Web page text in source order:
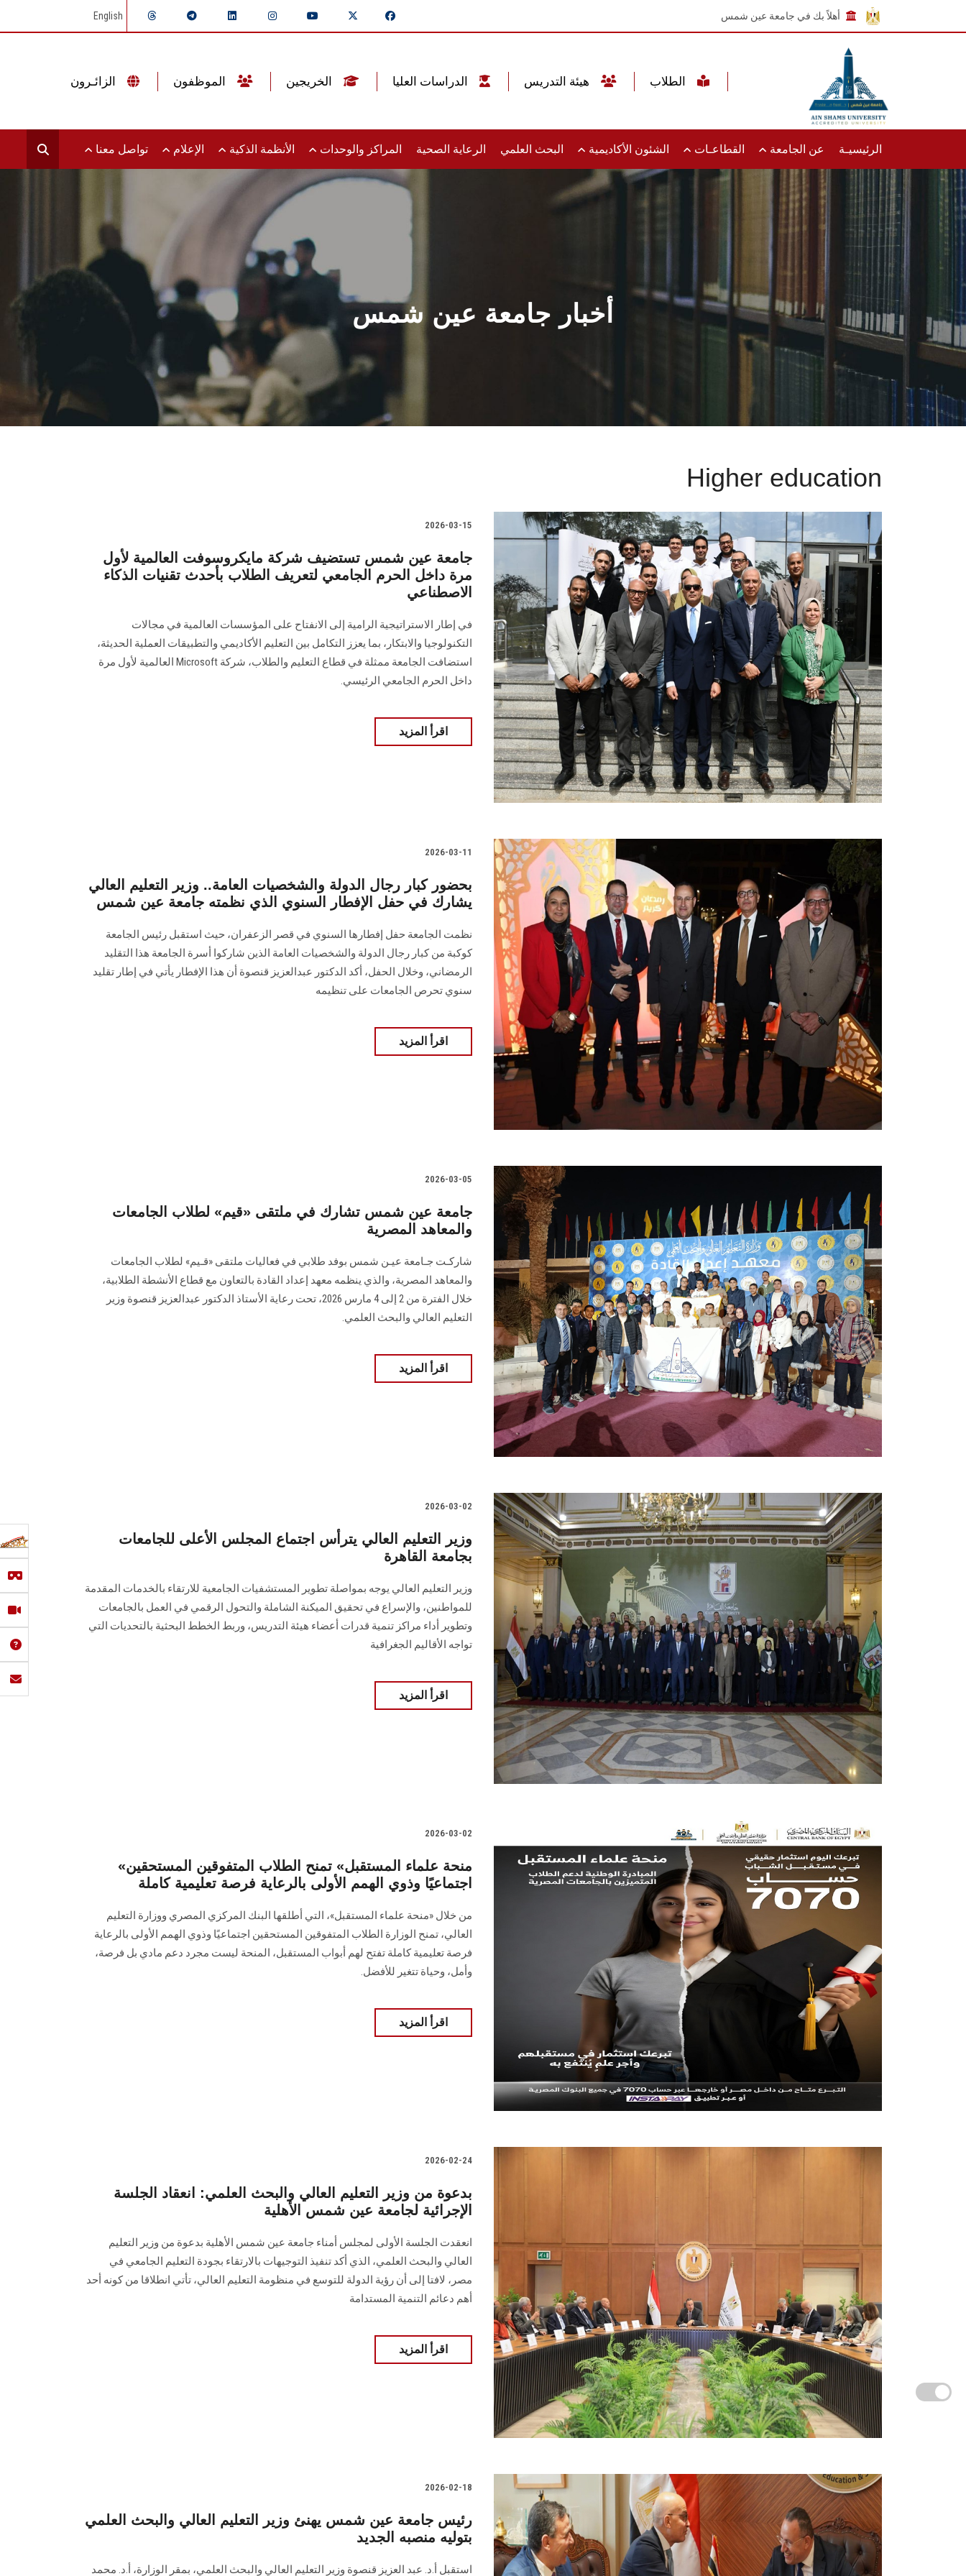
أهلاً بك في جامعة عين شمس English
الرئيسيـة عن الجامعة القطاعـات الشئون الأكاديمية البحث العلمي الرعاية الصحية المراكز والوحدات الأنظمة الذكية الإعلام تواصل معنا
أخبار جامعة عين شمس
Higher education
2026-03-15
جامعة عين شمس تستضيف شركة مايكروسوفت العالمية لأول
مرة داخل الحرم الجامعي لتعريف الطلاب بأحدث تقنيات الذكاء
الاصطناعي
في إطار الاستراتيجية الرامية إلى الانفتاح على المؤسسات العالمية في مجالات
التكنولوجيا والابتكار، بما يعزز التكامل بين التعليم الأكاديمي والتطبيقات العملية الحديثة،
استضافت الجامعة ممثلة في قطاع التعليم والطلاب، شركة Microsoft العالمية لأول مرة
داخل الحرم الجامعي الرئيسي.
اقرأ المزيد
2026-03-11
بحضور كبار رجال الدولة والشخصيات العامة.. وزير التعليم العالي
يشارك في حفل الإفطار السنوي الذي نظمته جامعة عين شمس
نظمت الجامعة حفل إفطارها السنوي في قصر الزعفران، حيث استقبل رئيس الجامعة
كوكبة من كبار رجال الدولة والشخصيات العامة الذين شاركوا أسرة الجامعة هذا التقليد
الرمضاني، وخلال الحفل، أكد الدكتور عبدالعزيز قنصوة أن هذا الإفطار يأتي في إطار تقليد
سنوي تحرص الجامعات على تنظيمه
اقرأ المزيد
2026-03-05
جامعة عين شمس تشارك في ملتقى «قيم» لطلاب الجامعات
والمعاهد المصرية
شاركـت جـامعة عيـن شمس بوفد طلابي في فعاليات ملتقى «قـيم» لطلاب الجامعات
والمعاهد المصرية، والذي ينظمه معهد إعداد القادة بالتعاون مع قطاع الأنشطة الطلابية،
خلال الفترة من 2 إلى 4 مارس 2026، تحت رعاية الأستاذ الدكتور عبدالعزيز قنصوة وزير
التعليم العالي والبحث العلمي.
اقرأ المزيد
2026-03-02
وزير التعليم العالي يترأس اجتماع المجلس الأعلى للجامعات
بجامعة القاهرة
وزير التعليم العالي يوجه بمواصلة تطوير المستشفيات الجامعية للارتقاء بالخدمات المقدمة
للمواطنين، والإسراع في تحقيق الميكنة الشاملة والتحول الرقمي في العمل بالجامعات
وتطوير أداء مراكز تنمية قدرات أعضاء هيئة التدريس، وربط الخطط البحثية بالتحديات التي
تواجه الأقاليم الجغرافية
اقرأ المزيد
2026-03-02
«منحة علماء المستقبل» تمنح الطلاب المتفوقين المستحقين
اجتماعيًا وذوي الهمم الأولى بالرعاية فرصة تعليمية كاملة
من خلال «منحة علماء المستقبل»، التي أطلقها البنك المركزي المصري ووزارة التعليم
العالي، تمنح الوزارة الطلاب المتفوقين المستحقين اجتماعيًا وذوي الهمم الأولى بالرعاية
فرصة تعليمية كاملة تفتح لهم أبواب المستقبل، المنحة ليست مجرد دعم مادي بل فرصة،
وأمل، وحياة تتغير للأفضل.
اقرأ المزيد
2026-02-24
بدعوة من وزير التعليم العالي والبحث العلمي: انعقاد الجلسة
الإجرائية لجامعة عين شمس الأهلية
انعقدت الجلسة الأولى لمجلس أمناء جامعة عين شمس الأهلية بدعوة من وزير التعليم
العالي والبحث العلمي، الذي أكد تنفيذ التوجيهات بالارتقاء بجودة التعليم الجامعي في
مصر، لافتا إلى أن رؤية الدولة للتوسع في منظومة التعليم العالي، تأتي انطلاقا من كونه أحد
أهم دعائم التنمية المستدامة
اقرأ المزيد
2026-02-18
رئيس جامعة عين شمس يهنئ وزير التعليم العالي والبحث العلمي
بتوليه منصبه الجديد
استقبل أ.د. عبد العزيز قنصوة وزير التعليم العالي والبحث العلمي، بمقر الوزارة، أ.د. محمد